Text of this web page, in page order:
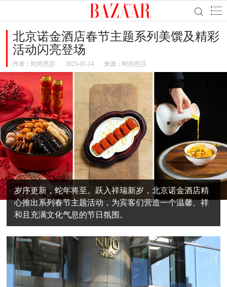
北京诺金酒店春节主题系列美馔及精彩
活动闪亮登场
作者： 时尚芭莎 2025-01-14 来源：时尚芭莎
岁序更新，蛇年将至。跃入祥瑞新岁，北京诺金酒店精
心推出系列春节主题活动，为宾客们营造一个温馨、祥
和且充满文化气息的节日氛围。